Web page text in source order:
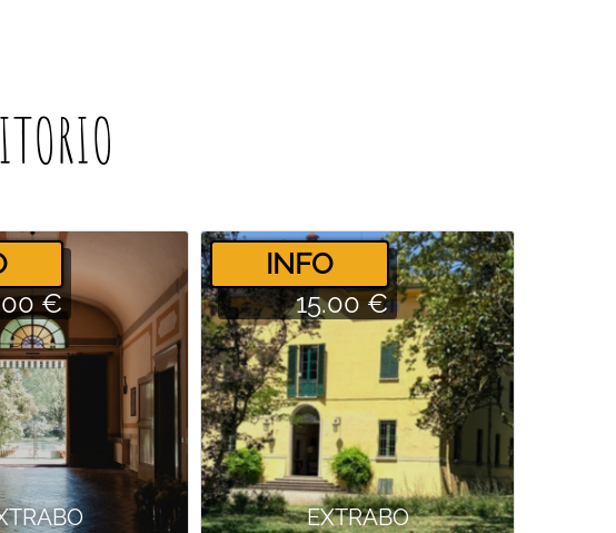
€
EXTRABO
­INFO
15.00 €